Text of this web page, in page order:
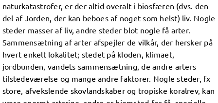
naturkatastrofer, er der altid overalt i biosfæren (dvs. den
del af Jorden, der kan beboes af noget som helst) liv. Nogle
steder masser af liv, andre steder blot nogle få arter.
Sammensætning af arter afspejler de vilkår, der hersker på
hvert enkelt lokalitet; stedet på kloden, klimaet,
jordbunden, vandets sammensætning, de andre arters
tilstedeværelse og mange andre faktorer. Nogle steder, fx
store, afvekslende skovlandskaber og tropiske koralrev, kan